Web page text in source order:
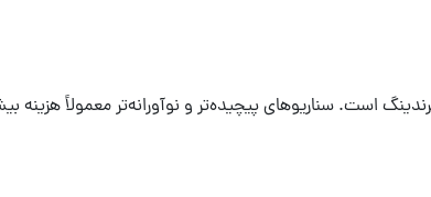
است. سناریوهای پیچیده‌تر و نوآورانه‌تر معمولاً هزینه